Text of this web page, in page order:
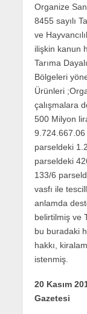
Organize
8455 sayılı
ve
ilişkin kanun
Tarıma
Bölgeleri
Ürünleri
çalışmalara
500 Milyon
9.724.667.06
parseldeki
parseldeki
133/6
vasfı ile
anlamda
belirtilmiş ve
bu buradaki
hakkı,
istenmiş.
20 Kasım
Gazetesi